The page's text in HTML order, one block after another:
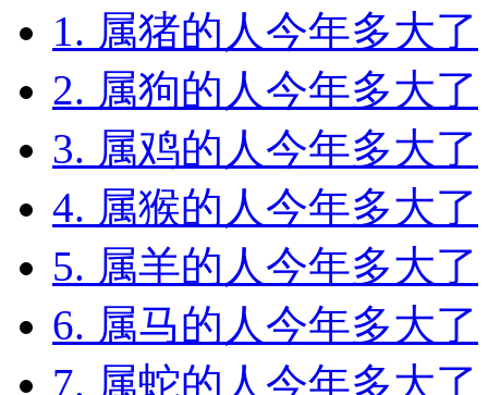
1. 属猪的人今年多大了
2. 属狗的人今年多大了
3. 属鸡的人今年多大了
4. 属猴的人今年多大了
5. 属羊的人今年多大了
6. 属马的人今年多大了
7. 属蛇的人今年多大了